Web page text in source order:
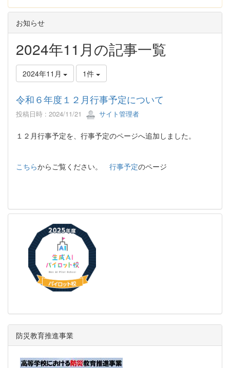
お知らせ
2024年11月の記事一覧
2024年11月 1件
令和６年度１２月行事予定について
投稿日時 : 2024/11/21 サイト管理者
１２月行事予定を、行事予定のページへ追加しました。
こちらからご覧ください。 行事予定のページ
防災教育推進事業